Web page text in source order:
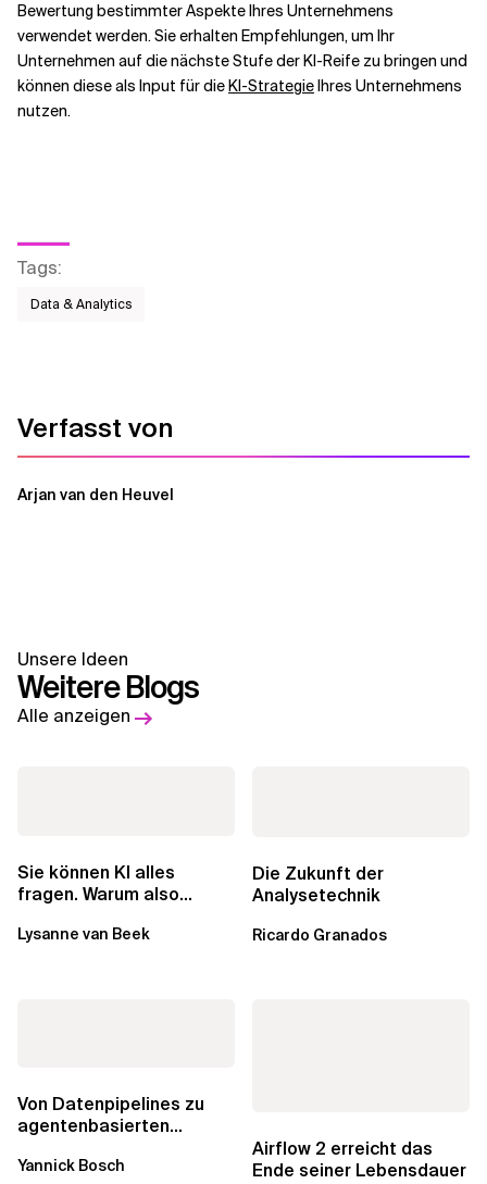
Bewertung bestimmter Aspekte Ihres Unternehmens
verwendet werden. Sie erhalten Empfehlungen, um Ihr
Unternehmen auf die nächste Stufe der KI-Reife zu bringen und
können diese als Input für dieKI-StrategieIhres Unternehmens
nutzen.
Tags:
Data & Analytics
Verfasst von
Arjan van den Heuvel
Unsere Ideen
Weitere Blogs
Alle anzeigen
Sie können KI alles
fragen. Warum also
noch?
Lysanne van Beek
Die Zukunft der
Analysetechnik
Ricardo Granados
Von Datenpipelines zu
agentenbasierten
Analytics...
Yannick Bosch
Airflow 2 erreicht das
Ende seiner Lebensdauer